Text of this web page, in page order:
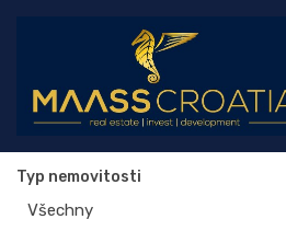
Typ nemovitosti
Všechny